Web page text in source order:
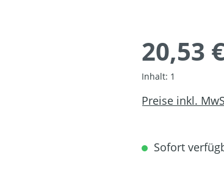
20,53
Inhalt: 1
Preise inkl.
Sofort